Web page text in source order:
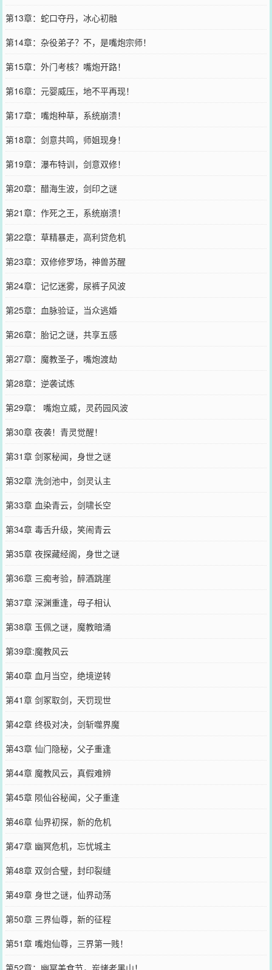
第13章：蛇口夺丹，冰心初融
第14章：杂役弟子？不，是嘴炮宗师！
第15章：外门考核？嘴炮开路！
第16章：元婴威压，地不平再现！
第17章：嘴炮种草，系统崩溃！
第18章：剑意共鸣，师姐现身！
第19章：瀑布特训，剑意双修！
第20章：醋海生波，剑印之谜
第21章：作死之王，系统崩溃！
第22章：草精暴走，高利贷危机
第23章：双修修罗场，神兽苏醒
第24章：记忆迷雾，尿裤子风波
第25章：血脉验证，当众逃婚
第26章：胎记之谜，共享五感
第27章：魔教圣子，嘴炮渡劫
第28章：逆袭试炼
第29章： 嘴炮立威，灵药园风波
第30章 夜袭！青灵觉醒！
第31章 剑冢秘闻，身世之谜
第32章 洗剑池中，剑灵认主
第33章 血染青云，剑啸长空
第34章 毒舌升级，笑闹青云
第35章 夜探藏经阁，身世之谜
第36章 三痴考验，醉酒跳崖
第37章 深渊重逢，母子相认
第38章 玉佩之谜，魔教暗涌
第39章:魔教风云
第40章 血月当空，绝境逆转
第41章 剑冢取剑，天罚现世
第42章 终极对决，剑斩噬界魔
第43章 仙门隐秘，父子重逢
第44章 魔教风云，真假难辨
第45章 陨仙谷秘闻，父子重逢
第46章 仙界初探，新的危机
第47章 幽冥危机，忘忧城主
第48章 双剑合璧，封印裂缝
第49章 身世之谜，仙界动荡
第50章 三界仙尊，新的征程
第51章 嘴炮仙尊，三界第一贱！
第52章：幽冥美食节，炭烤老黑山！